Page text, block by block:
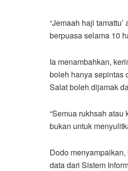
“Jemaah haji
berpuasa selama 10
Ia menambahkan,
boleh hanya sepintas
Salat boleh dijamak
“Semua rukhsah
bukan untuk
Dodo
data dari Sistem